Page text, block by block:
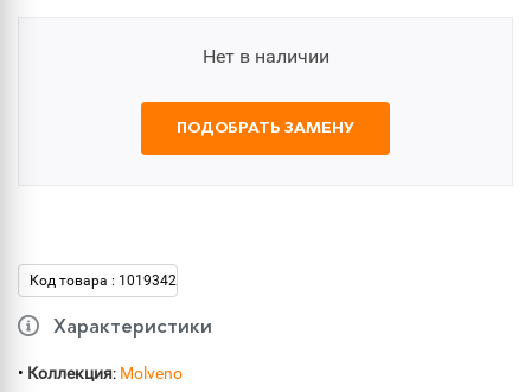
Нет в наличии
ПОДОБРАТЬ ЗАМЕНУ
Код товара : 1019342
Характеристики
• Коллекция: Molveno